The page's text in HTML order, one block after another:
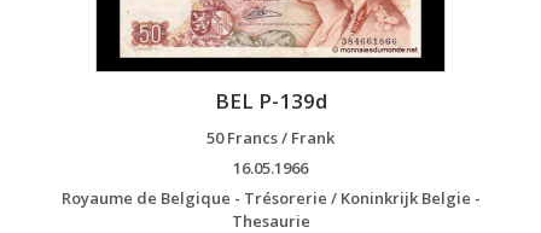
BEL P-139d
50 Francs / Frank
16.05.1966
Royaume de Belgique - Trésorerie / Koninkrijk Belgie -
Thesaurie